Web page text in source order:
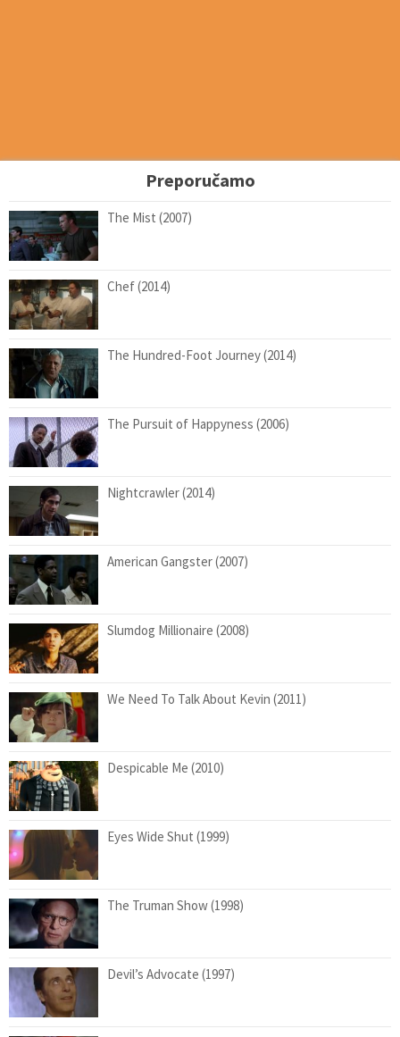
Preporučamo
The Mist (2007)
Chef (2014)
The Hundred-Foot Journey (2014)
The Pursuit of Happyness (2006)
Nightcrawler (2014)
American Gangster (2007)
Slumdog Millionaire (2008)
We Need To Talk About Kevin (2011)
Despicable Me (2010)
Eyes Wide Shut (1999)
The Truman Show (1998)
Devil’s Advocate (1997)